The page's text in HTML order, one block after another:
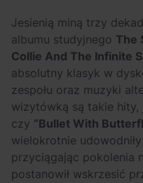
Jesienią miną trzy
albumu studyjnego The
Collie And The Infinite
absolutny klasyk w
zespołu oraz muzyki
wizytówką są takie hity,
czy “Bullet With
wielokrotnie
przyciągając pokolenia
postanowił wskrzesić